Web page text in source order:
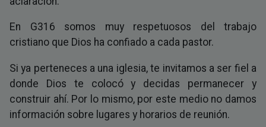
En G316 somos muy respetuosos del trabajo
cristiano que Dios ha confiado a cada pastor.
Si ya perteneces a una iglesia, te invitamos a ser fiel a
donde Dios te colocó y decidas permanecer y
construir ahí. Por lo mismo, por este medio no damos
información sobre lugares y horarios de reunión.